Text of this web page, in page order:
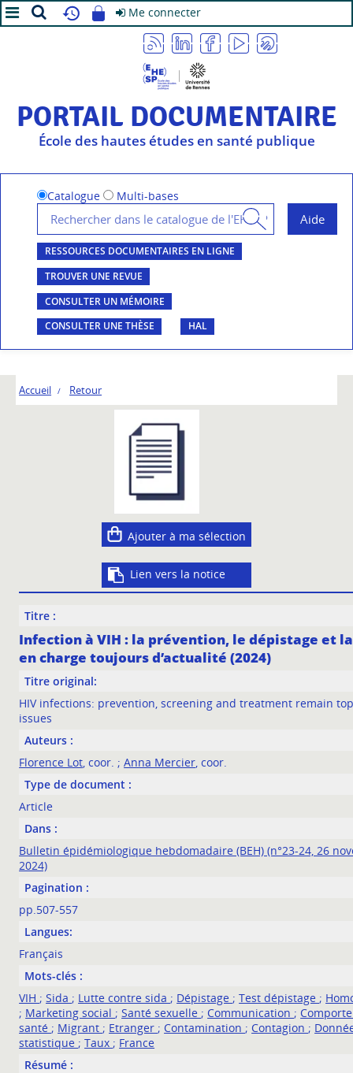
Me connecter
PORTAIL DOCUMENTAIRE
École des hautes études en santé publique
Catalogue Multi-bases
RESSOURCES DOCUMENTAIRES EN LIGNE
TROUVER UNE REVUE
CONSULTER UN MÉMOIRE
CONSULTER UNE THÈSE
HAL
Accueil Retour
Ajouter à ma sélection
Lien vers la notice
Titre :
Infection à VIH : la prévention, le dépistage et
en charge toujours d’actualité (2024)
Titre original:
HIV infections: prevention, screening and treatment remain
issues
Auteurs :
Florence Lot
, coor. ;Anna Mercier, coor.
Type de document :
Article
Dans :
Bulletin épidémiologique hebdomadaire (BEH) (n°23-24, 26
2024)
Pagination :
pp.507-557
Langues:
Français
Mots-clés :
VIH ; Sida ; Lutte contre sida ; Dépistage ; Test dépistage ;
; Marketing social ; Santé sexuelle ; Communication ;
santé ; Migrant ; Etranger ; Contamination ; Contagion ;
statistique ; Taux ; France
Résumé :